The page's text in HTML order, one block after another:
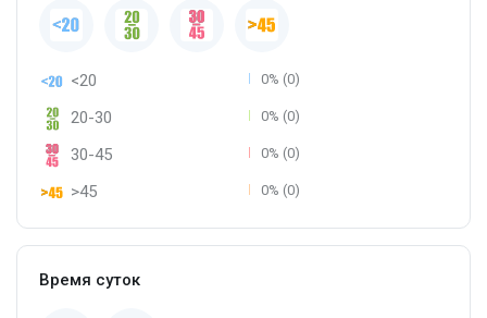
<20 0% (0)
20-30 0% (0)
30-45 0% (0)
>45 0% (0)
Время суток